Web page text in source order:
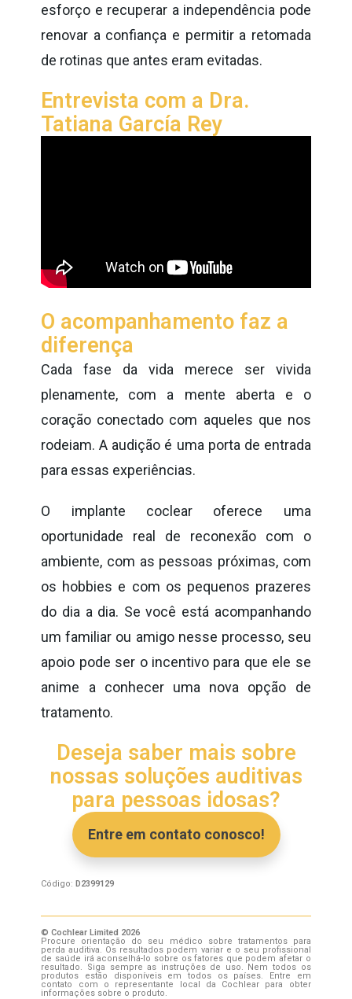
esforço e recuperar a independência pode
renovar a confiança e permitir a retomada
de rotinas que antes eram evitadas.
Entrevista com a Dra.
Tatiana García Rey
O acompanhamento faz a
diferença
Cada fase da vida merece ser vivida
plenamente, com a mente aberta e o
coração conectado com aqueles que nos
rodeiam. A audição é uma porta de entrada
para essas experiências.
O implante coclear oferece uma
oportunidade real de reconexão com o
ambiente, com as pessoas próximas, com
os hobbies e com os pequenos prazeres
do dia a dia. Se você está acompanhando
um familiar ou amigo nesse processo, seu
apoio pode ser o incentivo para que ele se
anime a conhecer uma nova opção de
tratamento.
Deseja saber mais sobre
nossas soluções auditivas
para pessoas idosas?
Entre em contato conosco!
Código:D2399129
© Cochlear Limited 2026
Procure orientação do seu médico sobre tratamentos para
perda auditiva. Os resultados podem variar e o seu profissional
de saúde irá aconselhá-lo sobre os fatores que podem afetar o
resultado. Siga sempre as instruções de uso. Nem todos os
produtos estão disponíveis em todos os países. Entre em
contato com o representante local da Cochlear para obter
informações sobre o produto.